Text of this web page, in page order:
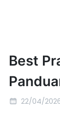
Best
22/04/